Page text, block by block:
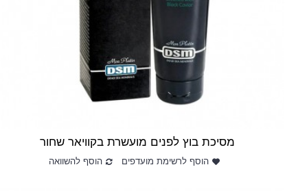
מסיכת בוץ לפנים מועשרת בקוויאר שחור
הוסף לרשימת מועדפים הוסף להשוואה